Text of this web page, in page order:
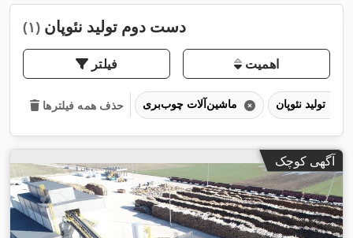
دست دوم تولید نئوپان (۱)
فیلتر اهمیت
حذف همه فیلترها
آگهی کوچک